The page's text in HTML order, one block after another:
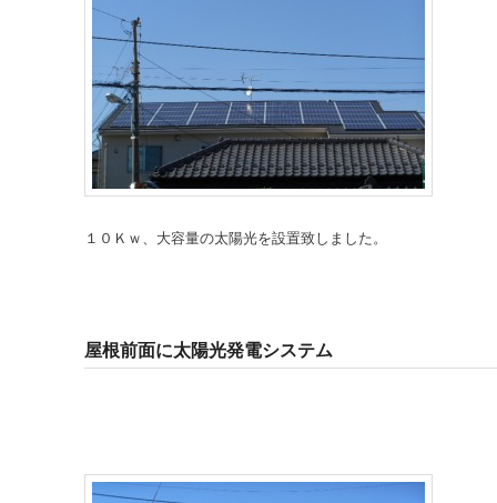
１０Ｋｗ、大容量の太陽光を設置致しました。
屋根前面に太陽光発電システム